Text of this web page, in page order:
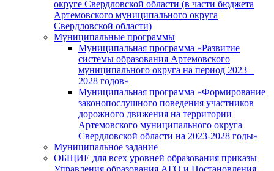
округе Свердловской области (в части бюджета
Артемовского муниципального округа
Свердловской области)
Муниципальные программы
Муниципальная программа «Развитие
системы образования Артемовского
муниципального округа на период 2023 –
2028 годов»
Муниципальная программа «Формирование
законопослушного поведения участников
дорожного движения на территории
Артемовского муниципального округа
Свердловской области на 2023-2028 годы»
Муниципальное задание
ОБЩИЕ для всех уровней образования приказы